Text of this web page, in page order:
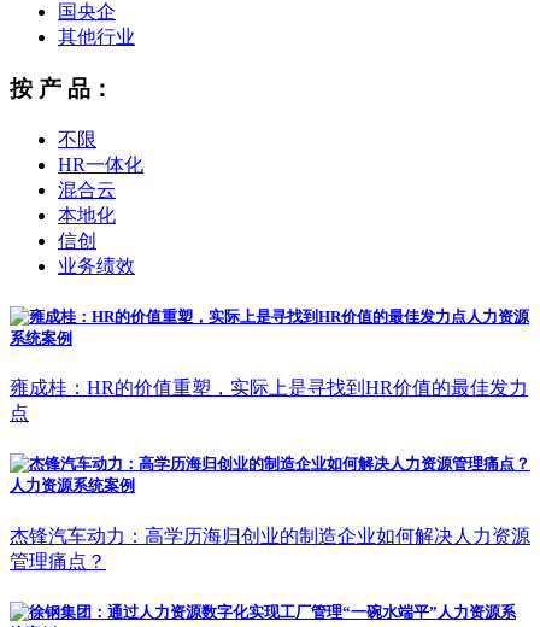
国央企
其他行业
按 产 品：
不限
HR一体化
混合云
本地化
信创
业务绩效
雍成桂：HR的价值重塑，实际上是寻找到HR价值的最佳发力
点
杰锋汽车动力：高学历海归创业的制造企业如何解决人力资源
管理痛点？